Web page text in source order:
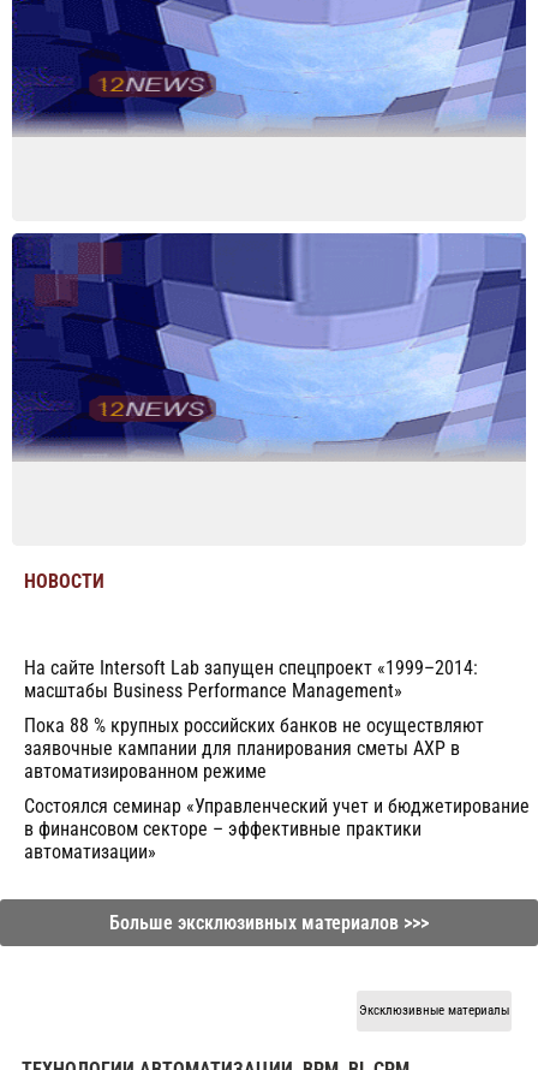
НОВОСТИ
На сайте Intersoft Lab запущен спецпроект «1999–2014:
масштабы Business Рerformance Management»
Пока 88 % крупных российских банков не осуществляют
заявочные кампании для планирования сметы АХР в
автоматизированном режиме
Состоялся семинар «Управленческий учет и бюджетирование
в финансовом секторе – эффективные практики
автоматизации»
Больше эксклюзивных материалов >>>
Эксклюзивные материалы